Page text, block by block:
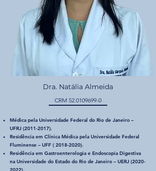
Dra. Natália Almeida
CRM 52.0109699-0
Médica pela Universidade Federal do Rio de Janeiro –
UFRJ (2011-2017).
Residência em Clínica Médica pela Universidade Federal
Fluminense – UFF ( 2018-2020).
Residência em Gastroenterologia e Endoscopia Digestiva
na Universidade do Estado do Rio de Janeiro – UERJ (2020-